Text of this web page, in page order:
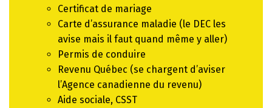
Certificat de mariage
Carte d’assurance maladie (le DEC les
avise mais il faut quand même y aller)
Permis de conduire
Revenu Québec (se chargent d’aviser
l’Agence canadienne du revenu)
Aide sociale, CSST